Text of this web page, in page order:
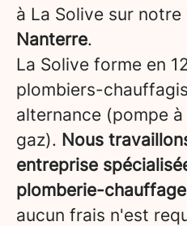
à La Solive sur notre
Nanterre.
La Solive forme en
plombiers-
alternance (pompe
gaz). Nous
entreprise
plomberie-
aucun frais n'est